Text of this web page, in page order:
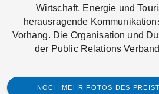
Wirtschaft, Energie und
herausragende
Vorhang. Die Organisation und
der Public Relations
NOCH MEHR FOTOS DES